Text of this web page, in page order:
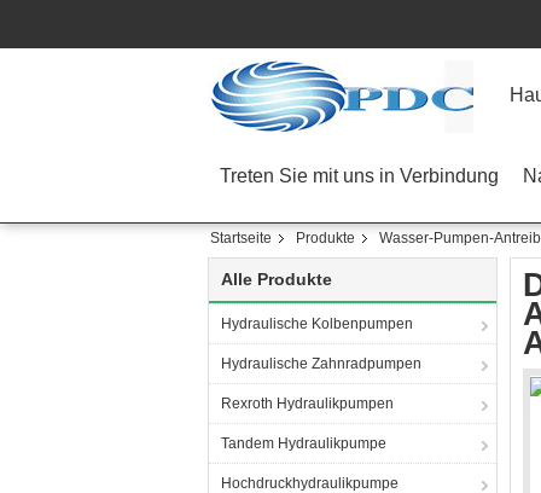
Treten Sie mit uns in Verbindung
Startseite Produkte Wasser-Pumpen-
Alle Produkte
Hydraulische Kolbenpumpen
Hydraulische Zahnradpumpen
Rexroth Hydraulikpumpen
Tandem Hydraulikpumpe
Hochdruckhydraulikpumpe